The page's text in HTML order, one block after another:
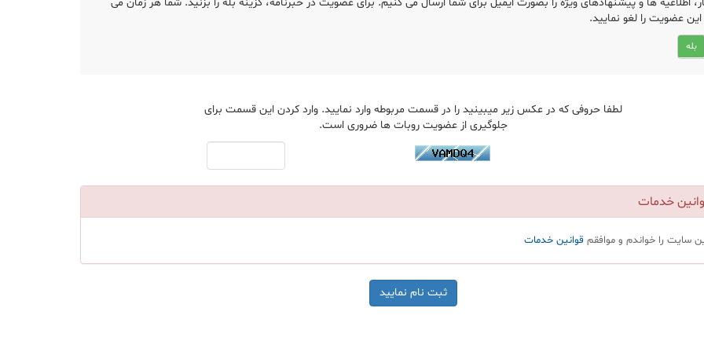
این عضویت را لغو نمایید.
بله
لطفا حروفی که در عکس زیر میبینید را در قسمت مربوطه وارد نمایید. وارد کردن این قسمت برای
جلوگیری از عضویت روبات ها ضروری است.
خدمات
سایت را خواندم و موافقم قوانین خدمات